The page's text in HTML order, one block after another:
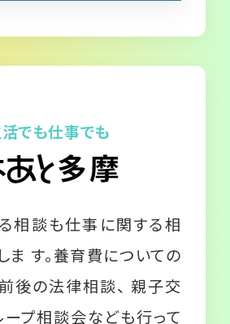
でも仕事でも
相談も仕事に関する相
ま す。養育費についての
後の法律相談、 親子交
ープ相談会なども行って